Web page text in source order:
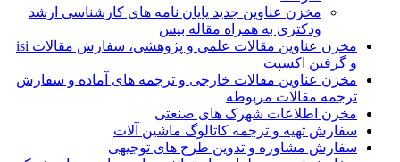
مخزن عناوین جدید پایان نامه های کارشناسی ارشد
ودکتری به همراه مقاله بیس
مخزن عناوین مقالات علمی و پژوهشی، سفارش مقالات isi
و گرفتن اکسپت
مخزن عناوین مقالات خارجی و ترجمه های آماده و سفارش
ترجمه مقالات مربوطه
مخزن اطلاعات شهرک های صنعتی
سفارش تهیه و ترجمه کاتالوگ ماشین آلات
سفارش مشاوره و تدوین طرح های توجیهی